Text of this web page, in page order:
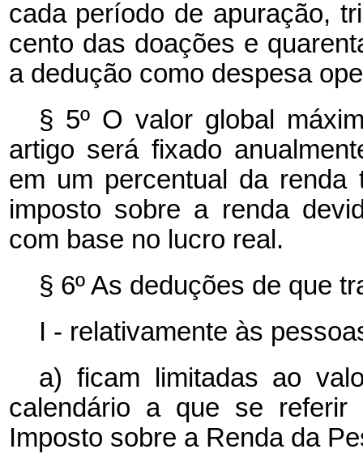
cada período de apuração,
cento das doações e
a dedução como despesa
§ 5º O valor global
artigo será fixado
em um percentual da
imposto sobre a renda
com base no lucro real.
§ 6º As deduções de que
I - relativamente às
a) ficam limitadas ao
calendário a que se
Imposto sobre a Renda da